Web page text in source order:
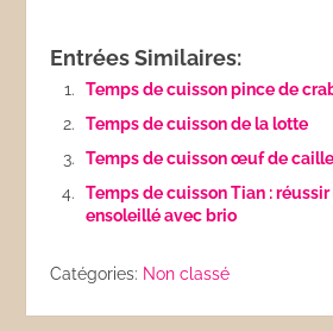
Entrées Similaires:
Temps de cuisson pince de
Temps de cuisson de la lotte
Temps de cuisson œuf de caille
Temps de cuisson Tian :
ensoleillé avec brio
Catégories: Non classé